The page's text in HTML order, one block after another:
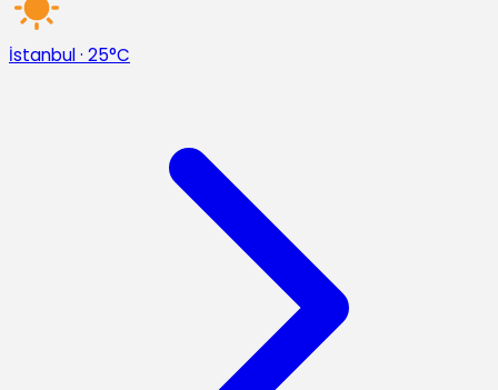
İstanbul· 25°C